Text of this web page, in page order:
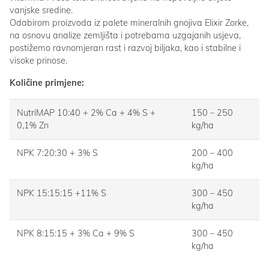
vanjske sredine.
Odabirom proizvoda iz palete mineralnih gnojiva Elixir Zorke,
na osnovu analize zemljišta i potrebama uzgajanih usjeva,
postižemo ravnomjeran rast i razvoj biljaka, kao i stabilne i
visoke prinose.
Količine primjene:
NutriMAP 10:40 + 2% Ca + 4% S +
0,1% Zn
150 – 250
kg/ha
NPK 7:20:30 + 3% S
200 – 400
kg/ha
NPK 15:15:15 +11% S
300 – 450
kg/ha
NPK 8:15:15 + 3% Ca + 9% S
300 – 450
kg/ha